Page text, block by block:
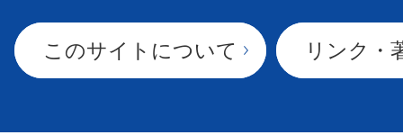
このサイトについて リンク・